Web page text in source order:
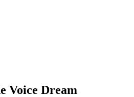
Voice Dream